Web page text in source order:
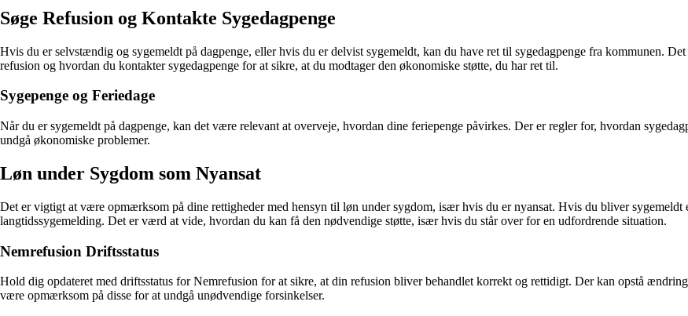
Søge Refusion og Kontakte Sygedagpenge
Hvis du er selvstændig og sygemeldt på dagpenge, eller hvis du er delvist sygemeldt, kan du have ret til sygedagpenge fra kommunen.
refusion og hvordan du kontakter sygedagpenge for at sikre, at du modtager den økonomiske støtte, du har ret til.
Sygepenge og Feriedage
Når du er sygemeldt på dagpenge, kan det være relevant at overveje, hvordan dine feriepenge påvirkes. Der er regler for, hvordan
undgå økonomiske problemer.
Løn under Sygdom som Nyansat
Det er vigtigt at være opmærksom på dine rettigheder med hensyn til løn under sygdom, især hvis du er nyansat. Hvis du bliver sygemeldt
langtidssygemelding. Det er værd at vide, hvordan du kan få den nødvendige støtte, især hvis du står over for en udfordrende situation.
Nemrefusion Driftsstatus
Hold dig opdateret med driftsstatus for Nemrefusion for at sikre, at din refusion bliver behandlet korrekt og rettidigt. Der kan opstå
være opmærksom på disse for at undgå unødvendige forsinkelser.